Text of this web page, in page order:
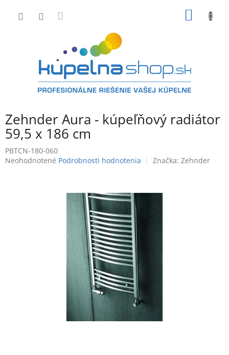
Zehnder Aura - kúpeľňový radiátor
59,5 x 186 cm
PBTCN-180-060
Priemerné
Neohodnotené Podrobnosti hodnotenia Značka: Zehnder